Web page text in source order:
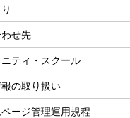
せ先
ティ・スクール
の取り扱い
ージ管理運用規程